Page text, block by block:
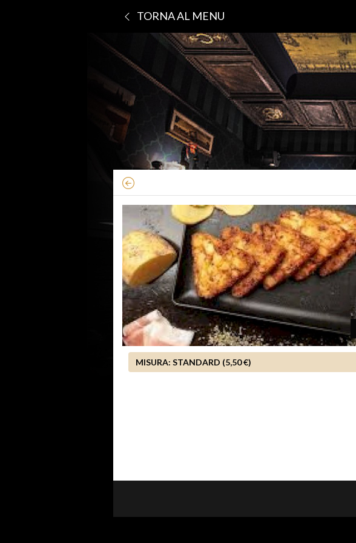
TORNA AL MENU
MISURA: STANDARD (5,50 €)